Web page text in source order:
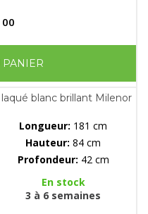
00
PANIER
blanc brillant Milenor
Longueur: 181 cm
Hauteur: 84 cm
Profondeur: 42 cm
En stock
3 à 6 semaines